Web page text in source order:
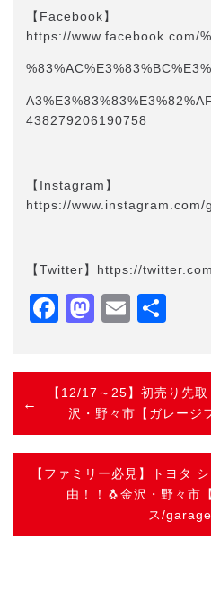
【Facebook】
https://www.facebook.com/
438279206190758
【Instagram】
https://www.instagram.com/
【Twitter】https://
Facebook
Email
【12/17～25】初売り先
沢・野々市【ガレージ
【ファミリー必見】トヨタ
由！！🐧金沢・野々市
ス/